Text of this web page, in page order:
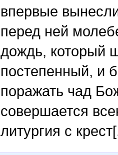
впервые
перед ней
дождь, который
постепенный, и
поражать чад
совершается
литургия с